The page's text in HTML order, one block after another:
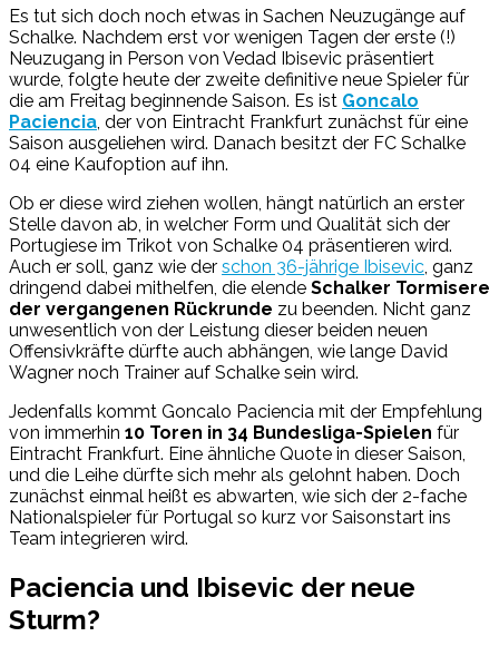
Es tut sich doch noch etwas in Sachen Neuzugänge auf
Schalke. Nachdem erst vor wenigen Tagen der erste (!)
Neuzugang in Person von Vedad Ibisevic präsentiert
wurde, folgte heute der zweite definitive neue Spieler für
die am Freitag beginnende Saison. Es ist Goncalo
Paciencia , der von Eintracht Frankfurt zunächst für eine
Saison ausgeliehen wird. Danach besitzt der FC Schalke
04 eine Kaufoption auf ihn.
Ob er diese wird ziehen wollen, hängt natürlich an erster
Stelle davon ab, in welcher Form und Qualität sich der
Portugiese im Trikot von Schalke 04 präsentieren wird.
Auch er soll, ganz wie der schon 36-jährige Ibisevic , ganz
dringend dabei mithelfen, die elende Schalker Tormisere
der vergangenen Rückrunde zu beenden. Nicht ganz
unwesentlich von der Leistung dieser beiden neuen
Offensivkräfte dürfte auch abhängen, wie lange David
Wagner noch Trainer auf Schalke sein wird.
Jedenfalls kommt Goncalo Paciencia mit der Empfehlung
von immerhin 10 Toren in 34 Bundesliga-Spielen für
Eintracht Frankfurt. Eine ähnliche Quote in dieser Saison,
und die Leihe dürfte sich mehr als gelohnt haben. Doch
zunächst einmal heißt es abwarten, wie sich der 2-fache
Nationalspieler für Portugal so kurz vor Saisonstart ins
Team integrieren wird.
Paciencia und Ibisevic der neue
Sturm?